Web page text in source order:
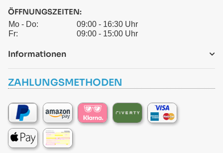
ÖFFNUNGSZEITEN:
Mo - Do:
09:00 - 16:30 Uhr
Fr:
09:00 - 15:00 Uhr
Informationen
ZAHLUNGSMETHODEN